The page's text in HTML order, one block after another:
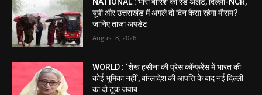
NATIONAL : भारी बारिश का रेड अलर्ट, दिल्ली-NCR,
यूपी और उत्तराखंड में अगले दो दिन कैसा रहेगा मौसम?
जानिए ताजा अपडेट
August 8, 2026
WORLD : ‘शेख हसीना की प्रेस कॉन्फ्रेंस में भारत की
कोई भूमिका नहीं’, बांग्लादेश की आपत्ति के बाद नई दिल्ली
का दो टूक जवाब